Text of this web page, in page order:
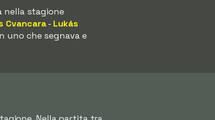
nella stagione
Cvancara- Lukás
uno che segnava e